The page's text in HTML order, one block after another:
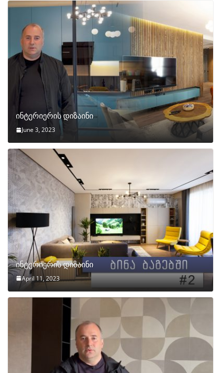
ინტერიერის დიზაინი
June 3, 2023
ინტერიერის დიზაინი
April 11, 2023